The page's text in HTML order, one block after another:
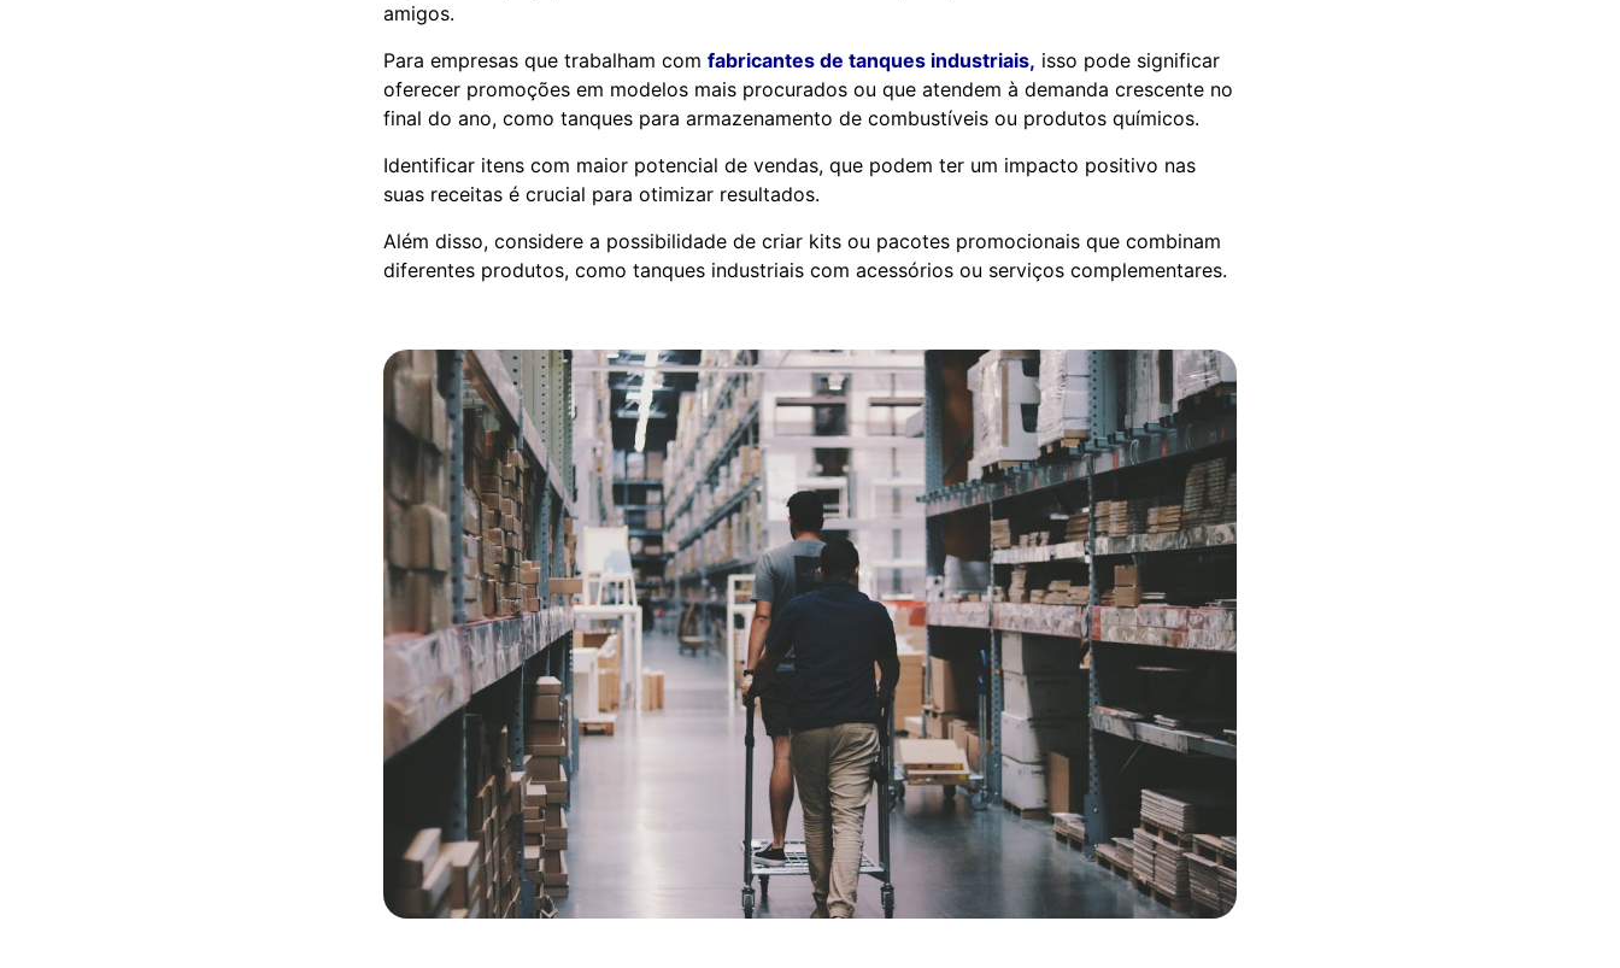
amigos.
Para empresas que trabalham com fabricantes de tanques industriais, isso pode significar
oferecer promoções em modelos mais procurados ou que atendem à demanda crescente no
final do ano, como tanques para armazenamento de combustíveis ou produtos químicos.
Identificar itens com maior potencial de vendas, que podem ter um impacto positivo nas
suas receitas é crucial para otimizar resultados.
Além disso, considere a possibilidade de criar kits ou pacotes promocionais que combinam
diferentes produtos, como tanques industriais com acessórios ou serviços complementares.